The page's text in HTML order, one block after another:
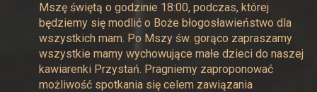
Mszę świętą o godzinie 18:00, podczas, której
będziemy się modlić o Boże błogosławieństwo dla
wszystkich mam. Po Mszy św. gorąco zapraszamy
wszystkie mamy wychowujące małe dzieci do naszej
kawiarenki Przystań. Pragniemy zaproponować
możliwość spotkania się celem zawiązania